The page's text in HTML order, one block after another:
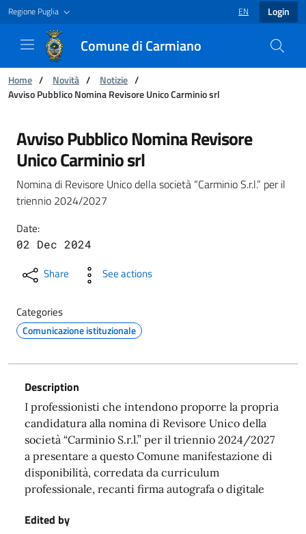
Regione Puglia LANGUAGE
EN Login
Comune di Carmiano
You are:
Home / Novità / Notizie /
Avviso Pubblico Nomina Revisore Unico Carminio srl
Avviso Pubblico Nomina Revisore Unico
Avviso Pubblico Nomina Revisore
Unico Carminio srl
Nomina di Revisore Unico della società “Carminio S.r.l.” per il
triennio 2024/2027
Date:
02 Dec 2024
Share See actions
Categories
Comunicazione istituzionale
Description
I professionisti che intendono proporre la propria
candidatura alla nomina di Revisore Unico della
società “Carminio S.r.l.” per il triennio 2024/2027
a presentare a questo Comune manifestazione di
disponibilità, corredata da curriculum
professionale, recanti firma autografa o digitale
Edited by